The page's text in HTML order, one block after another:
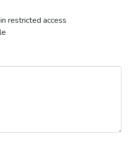
restricted access